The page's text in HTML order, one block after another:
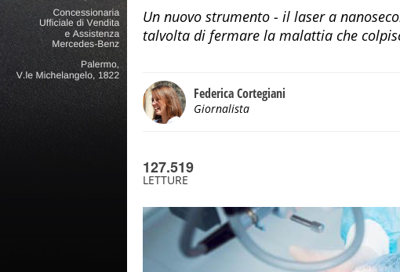
Un nuovo strumento - il laser a
talvolta di fermare la malattia che
Federica Cortegiani
Giornalista
127.519
LETTURE